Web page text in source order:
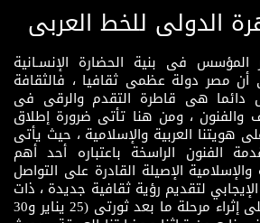
الدولى للخط العربى
فى بنية الحضارة الإنسـانية
أن مصر دولة عظمى ثقافيا ، فالثقافة
دائما هى قاطرة التقدم والرقى فى
والفنون ، ومن هنا تأتى ضرورة إطلاق
هويتنا العربية والإسلامية ، حيث يأتى
الفنون الراسخة باعتباره أحد أهم
الإصيلة القادرة على التواصل
الإيجابي لتقديم رؤية ثقافية جديدة ، ذات
مضمون ثقافى قادر على إثراء مرحلة ما بعد ثورتى (25 يناير و30